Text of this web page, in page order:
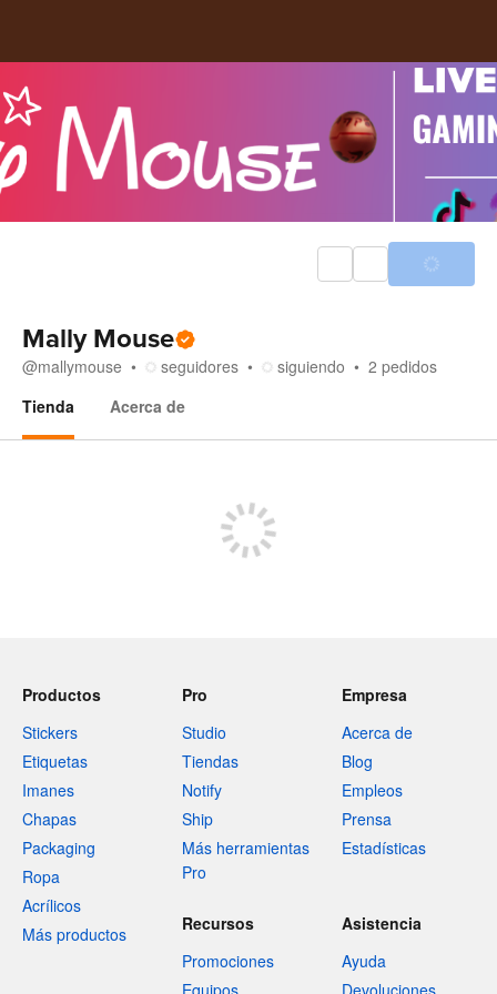
Mally Mouse
@mallymouse seguidores siguiendo 2 pedidos
Tienda
Acerca de
Productos
Stickers
Etiquetas
Imanes
Chapas
Packaging
Ropa
Acrílicos
Más productos
Pro
Studio
Tiendas
Notify
Ship
Más herramientas
Pro
Empresa
Acerca de
Blog
Empleos
Prensa
Estadísticas
Recursos
Promociones
Equipos
Asistencia
Ayuda
Devoluciones